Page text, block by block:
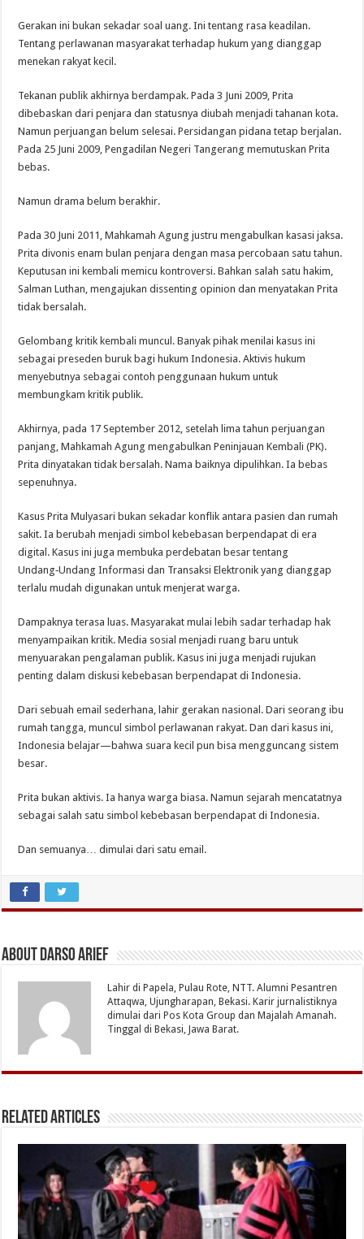
Gerakan ini bukan sekadar soal uang. Ini tentang rasa keadilan.
Tentang perlawanan masyarakat terhadap hukum yang dianggap
menekan rakyat kecil.
Tekanan publik akhirnya berdampak. Pada 3 Juni 2009, Prita
dibebaskan dari penjara dan statusnya diubah menjadi tahanan kota.
Namun perjuangan belum selesai. Persidangan pidana tetap berjalan.
Pada 25 Juni 2009, Pengadilan Negeri Tangerang memutuskan Prita
bebas.
Namun drama belum berakhir.
Pada 30 Juni 2011, Mahkamah Agung justru mengabulkan kasasi jaksa.
Prita divonis enam bulan penjara dengan masa percobaan satu tahun.
Keputusan ini kembali memicu kontroversi. Bahkan salah satu hakim,
Salman Luthan, mengajukan dissenting opinion dan menyatakan Prita
tidak bersalah.
Gelombang kritik kembali muncul. Banyak pihak menilai kasus ini
sebagai preseden buruk bagi hukum Indonesia. Aktivis hukum
menyebutnya sebagai contoh penggunaan hukum untuk
membungkam kritik publik.
Akhirnya, pada 17 September 2012, setelah lima tahun perjuangan
panjang, Mahkamah Agung mengabulkan Peninjauan Kembali (PK).
Prita dinyatakan tidak bersalah. Nama baiknya dipulihkan. Ia bebas
sepenuhnya.
Kasus Prita Mulyasari bukan sekadar konflik antara pasien dan rumah
sakit. Ia berubah menjadi simbol kebebasan berpendapat di era
digital. Kasus ini juga membuka perdebatan besar tentang
Undang‑Undang Informasi dan Transaksi Elektronik yang dianggap
terlalu mudah digunakan untuk menjerat warga.
Dampaknya terasa luas. Masyarakat mulai lebih sadar terhadap hak
menyampaikan kritik. Media sosial menjadi ruang baru untuk
menyuarakan pengalaman publik. Kasus ini juga menjadi rujukan
penting dalam diskusi kebebasan berpendapat di Indonesia.
Dari sebuah email sederhana, lahir gerakan nasional. Dari seorang ibu
rumah tangga, muncul simbol perlawanan rakyat. Dan dari kasus ini,
Indonesia belajar—bahwa suara kecil pun bisa mengguncang sistem
besar.
Prita bukan aktivis. Ia hanya warga biasa. Namun sejarah mencatatnya
sebagai salah satu simbol kebebasan berpendapat di Indonesia.
Dan semuanya… dimulai dari satu email.
About Darso Arief
Lahir di Papela, Pulau Rote, NTT. Alumni Pesantren
Attaqwa, Ujungharapan, Bekasi. Karir jurnalistiknya
dimulai dari Pos Kota Group dan Majalah Amanah.
Tinggal di Bekasi, Jawa Barat.
Related Articles